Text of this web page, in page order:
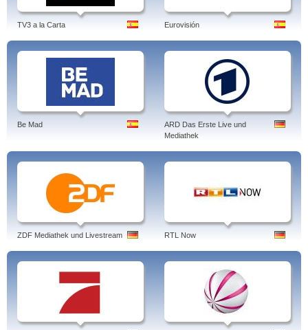
TV3 a la Carta Eurovisión
Be Mad
ARD Das Erste Live und
Mediathek
ZDF Mediathek und Livestream RTL Now